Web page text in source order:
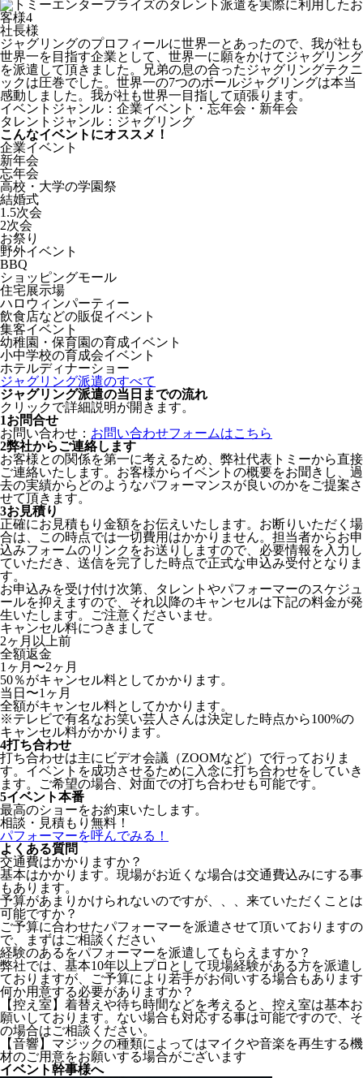
社長様
ジャグリングのプロフィールに世界一とあったので、我が社も
世界一を目指す企業として、世界一に願をかけてジャグリング
を派遣して頂きました。兄弟の息の合ったジャグリングテクニ
ックは圧巻でした。世界一の7つのボールジャグリングは本当
感動しました。我が社も世界一目指して頑張ります。
イベントジャンル：企業イベント・忘年会・新年会
タレントジャンル：ジャグリング
こんなイベントにオススメ！
企業イベント
新年会
忘年会
高校・大学の学園祭
結婚式
1.5次会
2次会
お祭り
野外イベント
BBQ
ショッピングモール
住宅展示場
ハロウィンパーティー
飲食店などの販促イベント
集客イベント
幼稚園・保育園の育成イベント
小中学校の育成会イベント
ホテルディナーショー
ジャグリング派遣のすべて
ジャグリング派遣の当日までの流れ
クリックで詳細説明が開きます。
1お問合せ
お問い合わせ： お問い合わせフォームはこちら
2弊社からご連絡します
お客様との関係を第一に考えるため、弊社代表トミーから直接
ご連絡いたします。お客様からイベントの概要をお聞きし、過
去の実績からどのようなパフォーマンスが良いのかをご提案さ
せて頂きます。
3お見積り
正確にお見積もり金額をお伝えいたします。お断りいただく場
合は、この時点では一切費用はかかりません。担当者からお申
込みフォームのリンクをお送りしますので、必要情報を入力し
ていただき、送信を完了した時点で正式な申込み受付となりま
す。
お申込みを受け付け次第、タレントやパフォーマーのスケジュ
ールを抑えますので、それ以降のキャンセルは下記の料金が発
生いたします。ご注意くださいませ。
キャンセル料につきまして
2ヶ月以上前
全額返金
1ヶ月〜2ヶ月
50％がキャンセル料としてかかります。
当日〜1ヶ月
全額がキャンセル料としてかかります。
※テレビで有名なお笑い芸人さんは決定した時点から100%の
キャンセル料がかかります。
4打ち合わせ
打ち合わせは主にビデオ会議（ZOOMなど）で行っておりま
す。イベントを成功させるために入念に打ち合わせをしていき
ます。ご希望の場合、対面での打ち合わせも可能です。
5イベント本番
最高のショーをお約束いたします。
相談・見積もり無料！
パフォーマーを呼んでみる！
よくある質問
交通費はかかりますか？
基本はかかります。現場がお近くな場合は交通費込みにする事
もあります。
予算があまりかけられないのですが、、、来ていただくことは
可能ですか？
ご予算に合わせたパフォーマーを派遣させて頂いておりますの
で、まずはご相談ください
経験のあるをパフォーマーを派遣してもらえますか？
弊社では、基本10年以上プロとして現場経験がある方を派遣し
ておりますが、ご予算により若手がお伺いする場合もあります
何か用意する必要がありますか？
【控え室】着替えや待ち時間などを考えると、控え室は基本お
願いしております。ない場合も対応する事は可能ですので、そ
の場合はご相談ください。
【音響】マジックの種類によってはマイクや音楽を再生する機
材のご用意をお願いする場合がございます
イベント幹事様へ